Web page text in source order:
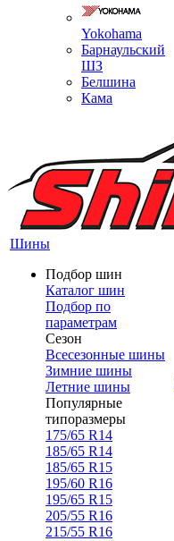
Yokohama
Барнаульский
ШЗ
Белшина
Кама
Шины
Подбор шин
Каталог шин
Подбор по
параметрам
Сезон
Всесезонные шины
Зимние шины
Летние шины
Популярные
типоразмеры
175/65 R14
185/65 R14
185/65 R15
195/60 R16
195/65 R15
205/55 R16
215/55 R16